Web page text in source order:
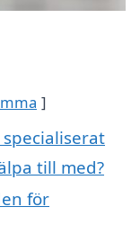
till med?
för